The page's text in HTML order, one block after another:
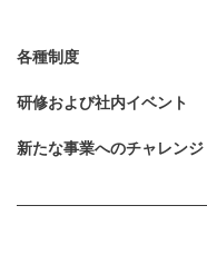
各種制度
研修および社内イベント
新たな事業へのチャレンジ